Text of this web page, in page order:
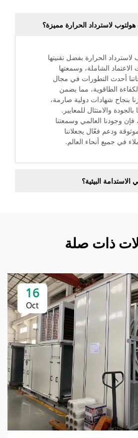
لاسترداد الحرارة مميزة؟
الحرارة بفضل تقنيتها
الشاملة، وسمعتها
أحدث التطورات في مجال
الطاقوية، مما يضمن
بنجاح شهادات دولية صارمة،
والامتثال للمعايير.
فإن وجودنا العالمي وسمعتنا
ودعم فعّال يجعلاننا
في جميع أنحاء العالم.
البيئية؟
ذات صلة
16
Oct